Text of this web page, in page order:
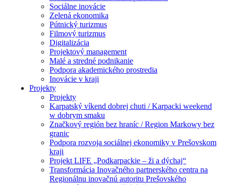
Sociálne inovácie
Zelená ekonomika
Pútnický turizmus
Filmový turizmus
Digitalizácia
Projektový management
Malé a stredné podnikanie
Podpora akademického prostredia
Inovácie v kraji
Projekty
Projekty
Karpatský víkend dobrej chuti / Karpacki weekend
w dobrym smaku
Značkový región bez hraníc / Region Markowy bez
granic
Podpora rozvoja sociálnej ekonomiky v Prešovskom
kraji
Projekt LIFE „Podkarpackie – ži a dýchaj“
Transformácia Inovačného partnerského centra na
Regionálnu inovačnú autoritu Prešovského